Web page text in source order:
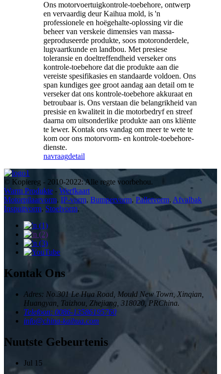
Ons motorvoertuigkontrole-toebehore, ontwerp
en vervaardig deur Kaihua mold, is 'n
professionele en hoëgehalte-oplossing vir die
beheer van verskeie dimensies van massa-
geproduseerde produkte, soos motoronderdele,
lugvaartkunde en landbou. Met presiese
toleransie en doeltreffendheid verseker ons
kontrole-toebehore dat die produkte aan die
vereiste spesifikasies en standaarde voldoen. Ons
span kundiges gee groot aandag aan detail om te
verseker dat ons kontrole-toebehore akkuraat en
betroubaar is. Ons verstaan ​​die belangrikheid van
presisie en kwaliteit in die motorbedryf en streef
daarna om uitsonderlike produkte aan ons kliënte
te lewer. Kontak ons ​​vandag om meer te wete te
kom oor ons motorvorm- en kontrole-toebehore-
dienste.
navraagdetail
© Kopiereg - 2010-2022: Alle regte voorbehou.
Warm Produkte - Werfkaart
Motorpilaarvorm, IP-vorm, Bumpervorm, Palletvorm, Afvalbak
Inspuitvorm, Stoelvorm,
Kontak Ons
Adres: No.301 Le Hua Road, Mould New Town, Xinqian,
Huangyan, Taizhou, Zhejiang, 318020, PRChina.
Telefoon: 0086-13586195760
info@china-kaihua.com
Nuutste Gebeurtenis
Jul 15